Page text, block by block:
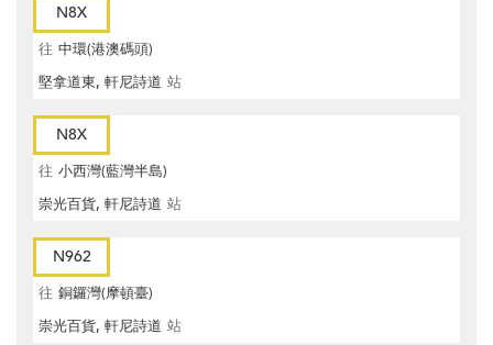
N8X
往 中環(港澳碼頭)
堅拿道東, 軒尼詩道 站
N8X
往 小西灣(藍灣半島)
崇光百貨, 軒尼詩道 站
N962
往 銅鑼灣(摩頓臺)
崇光百貨, 軒尼詩道 站